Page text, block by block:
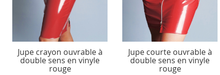
Jupe crayon ouvrable à
double sens en vinyle
rouge
Jupe courte ouvrable à
double sens en vinyle
rouge